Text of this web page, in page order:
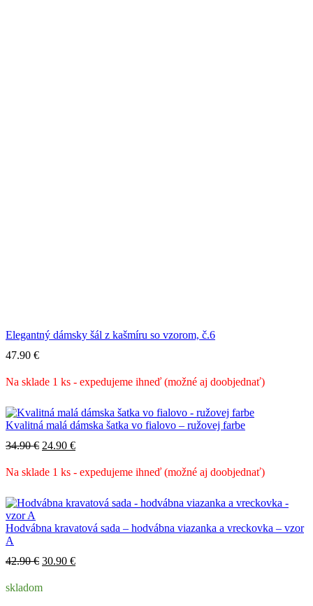
Elegantný dámsky šál z kašmíru so vzorom, č.6
47.90 €
Na sklade 1 ks - expedujeme ihneď (možné aj doobjednať)
Kvalitná malá dámska šatka vo fialovo – ružovej farbe
34.90€ Pôvodná
bola:
24.90 €Aktuálna
je:
Na sklade 1 ks - expedujeme ihneď (možné aj doobjednať)
Hodvábna kravatová sada – hodvábna viazanka a vreckovka – vzor
A
42.90€ Pôvodná
bola:
30.90 €Aktuálna
skladom